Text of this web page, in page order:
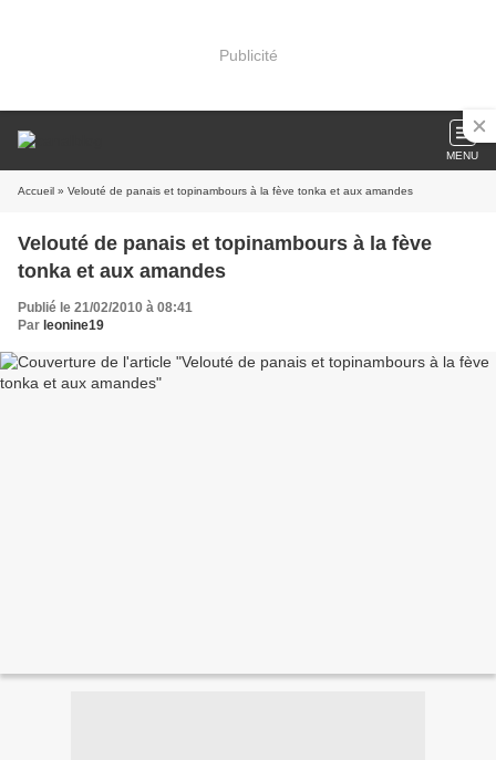
Publicité
MENU
Accueil » Velouté de panais et topinambours à la fève tonka et aux amandes
Velouté de panais et topinambours à la fève
tonka et aux amandes
Publié le 21/02/2010 à 08:41
Par leonine19